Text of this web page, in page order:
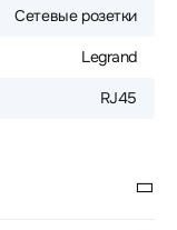
Сетевые розетки
Legrand
RJ45